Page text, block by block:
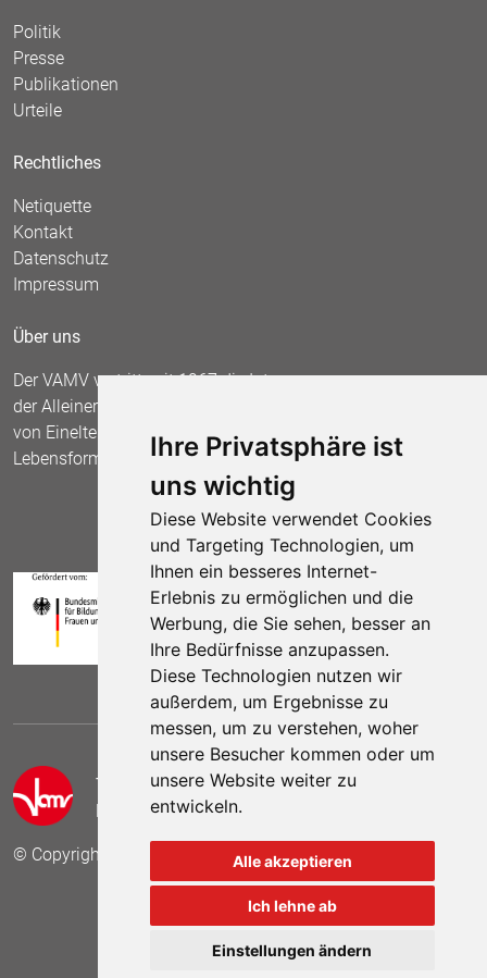
Ihre Privatsphäre ist
uns wichtig
Diese Website verwendet Cookies
und Targeting Technologien, um
Ihnen ein besseres Internet-
Erlebnis zu ermöglichen und die
Werbung, die Sie sehen, besser an
Ihre Bedürfnisse anzupassen.
Diese Technologien nutzen wir
außerdem, um Ergebnisse zu
messen, um zu verstehen, woher
unsere Besucher kommen oder um
unsere Website weiter zu
entwickeln.
Alle akzeptieren
Ich lehne ab
Einstellungen ändern
Politik
Presse
Publikationen
Urteile
Rechtliches
Netiquette
Kontakt
Datenschutz
Impressum
Über uns
Der VAMV vertritt seit 1967 die Interessen
der Alleinerziehenden und fordert die Anerkennung
von Einelternfamilien als gleichberechtigte
Lebensform.
Telefon:(030) 69 59 78 6
E-Mail:
kontakt (at) vamv.de
© Copyright 2024 VAMV Bundesverband e.V.
Besuchen Sie uns